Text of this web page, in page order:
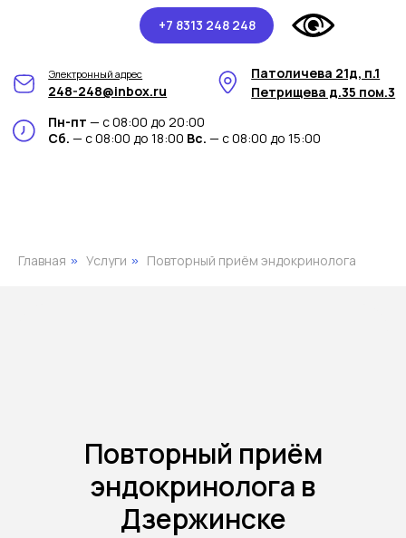
+7 8313 248 248
Пн-пт — с 08:00 до 20:00
Сб.— с 08:00 до 18:00Вс.— с 08:00 до 15:00
Главная » Услуги » Повторный приём эндокринолога
Повторный приём
эндокринолога в
Дзержинске